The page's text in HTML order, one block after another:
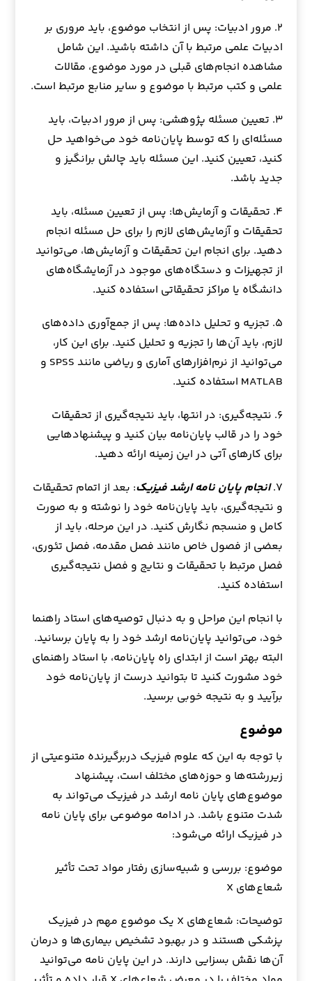
۲. مرور ادبیات: پس از انتخاب موضوع، باید مروری بر
ادبیات علمی مرتبط با آن داشته باشید. این شامل
مشاهده انجام‌های قبلی در مورد موضوع، مقالات
علمی و کتب مرتبط با موضوع و سایر منابع مرتبط است.
۳. تعیین مسئله پژوهشی: پس از مرور ادبیات، باید
مسئله‌ای را که توسط پایان‌نامه خود می‌خواهید حل
کنید، تعیین کنید. این مسئله باید چالش برانگیز و
جدید باشد.
۴. تحقیقات و آزمایش‌ها: پس از تعیین مسئله، باید
تحقیقات و آزمایش‌های لازم را برای حل مسئله انجام
دهید. برای انجام این تحقیقات و آزمایش‌ها، می‌توانید
از تجهیزات و دستگاه‌های موجود در آزمایشگاه‌های
دانشگاه یا مراکز تحقیقاتی استفاده کنید.
۵. تجزیه و تحلیل داده‌ها: پس از جمع‌آوری داده‌های
لازم، باید آن‌ها را تجزیه و تحلیل کنید. برای این کار،
می‌توانید از نرم‌افزارهای آماری و ریاضی مانند SPSS و
MATLAB استفاده کنید.
۶. نتیجه‌گیری: در انتها، باید نتیجه‌گیری از تحقیقات
خود را در قالب پایان‌نامه بیان کنید و پیشنهادهایی
برای کارهای آتی در این زمینه ارائه دهید.
۷. انجام پایان نامه ارشد فیزیک: بعد از اتمام تحقیقات
و نتیجه‌گیری، باید پایان‌نامه خود را نوشته و به صورت
کامل و منسجم نگارش کنید. در این مرحله، باید از
بعضی از فصول خاص مانند فصل مقدمه، فصل تئوری،
فصل مرتبط با تحقیقات و نتایج و فصل نتیجه‌گیری
استفاده کنید.
با انجام این مراحل و به دنبال توصیه‌های استاد راهنما
خود، می‌توانید پایان‌نامه ارشد خود را به پایان برسانید.
البته بهتر است از ابتدای راه پایان‌نامه، با استاد راهنمای
خود مشورت کنید تا بتوانید درست از پایان‌نامه خود
برآیید و به نتیجه خوبی برسید.
موضوع
با توجه به این که علوم فیزیک دربرگیرنده متنوعیتی از
زیررشته‌ها و حوزه‌های مختلف است، پیشنهاد
موضوع‌های پایان نامه ارشد در فیزیک می‌تواند به
شدت متنوع باشد. در ادامه موضوعی برای پایان نامه
در فیزیک ارائه می‌شود:
موضوع: بررسی و شبیه‌سازی رفتار مواد تحت تأثیر
شعاع‌های X
توضیحات: شعاع‌های X یک موضوع مهم در فیزیک
پزشکی هستند و در بهبود تشخیص بیماری‌ها و درمان
آن‌ها نقش بسزایی دارند. در این پایان نامه می‌توانید